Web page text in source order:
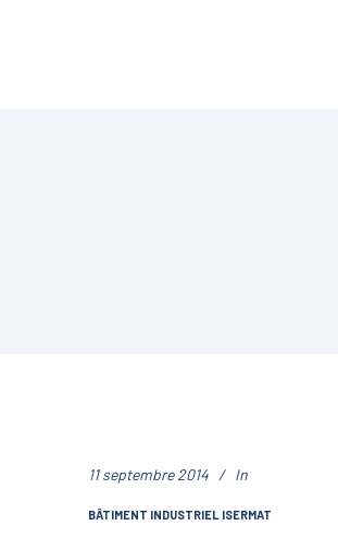
11 septembre 2014 In
BÂTIMENT INDUSTRIEL ISERMAT